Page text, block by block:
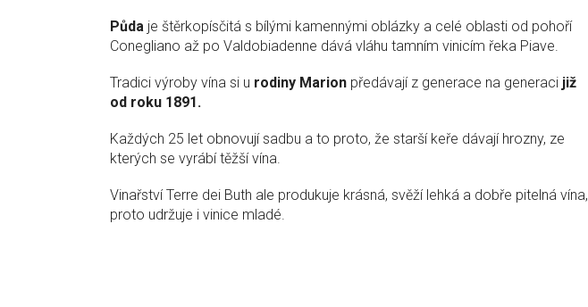
Půda je štěrkopísčitá s bílými kamennými oblázky a celé oblasti od pohoří
Conegliano až po Valdobiadenne dává vláhu tamním vinicím řeka Piave.
Tradici výroby vína si u rodiny Marion předávají z generace na generaci již
od roku 1891.
Každých 25 let obnovují sadbu a to proto, že starší keře dávají hrozny, ze
kterých se vyrábí těžší vína.
Vinařství Terre dei Buth ale produkuje krásná, svěží lehká a dobře pitelná vína,
proto udržuje i vinice mladé.